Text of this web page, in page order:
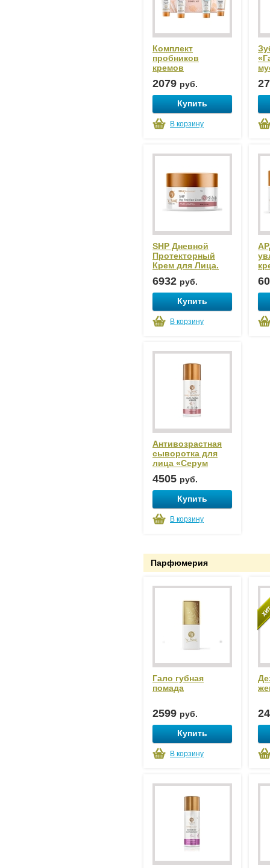
Комплект
пробников
кремов
2079 руб.
Купить
В корзину
SHP Дневной
Протекторный
Крем для Лица.
6932 руб.
Купить
В корзину
Антивозрастная
сыворотка для
лица «Серум
4505 руб.
Купить
В корзину
Парфюмерия
Гало губная
помада
2599 руб.
Купить
В корзину